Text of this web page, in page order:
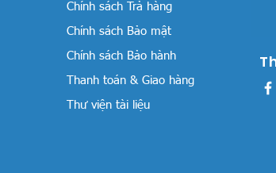
Chính sách Trả hàng
Chính sách Bảo mật
Chính sách Bảo hành
Thanh toán & Giao hàng
Thư viện tài liệu